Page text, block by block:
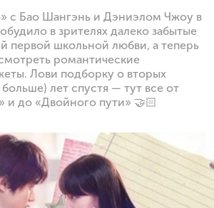
с Бао Шангэнь и Дэниэлом Чжоу в
в зрителях далеко забытые
первой школьной любви, а теперь
романтические
Лови подборку о вторых
лет спустя — тут все от
и до «Двойного пути» 🤝🏻